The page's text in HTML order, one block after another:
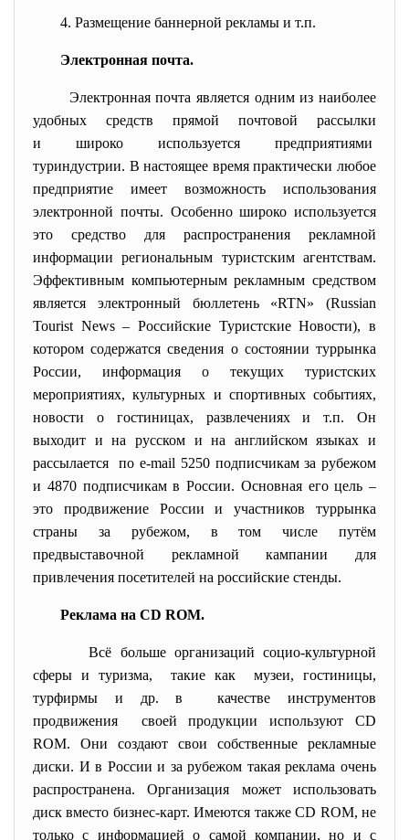
4. Размещение баннерной рекламы и т.п.
Электронная почта.
Электронная почта является одним из наиболее
удобных средств прямой почтовой рассылки
и широко используется предприятиями
туриндустрии. В настоящее время практически любое
предприятие имеет возможность использования
электронной почты. Особенно широко используется
это средство для распространения рекламной
информации региональным туристским агентствам.
Эффективным компьютерным рекламным средством
является электронный бюллетень «RTN» (Russian
Tourist News – Российские Туристские Новости), в
котором содержатся сведения о состоянии туррынка
России, информация о текущих туристских
мероприятиях, культурных и спортивных событиях,
новости о гостиницах, развлечениях и т.п. Он
выходит и на русском и на английском языках и
рассылается по е-mail 5250 подписчикам за рубежом
и 4870 подписчикам в России. Основная его цель –
это продвижение России и участников туррынка
страны за рубежом, в том числе путём
предвыставочной рекламной кампании для
привлечения посетителей на российские стенды.
Реклама на CD ROM.
Всё больше организаций социо-культурной
сферы и туризма, такие как музеи, гостиницы,
турфирмы и др. в качестве инструментов
продвижения своей продукции используют CD
ROM. Они создают свои собственные рекламные
диски. И в России и за рубежом такая реклама очень
распространена. Организация может использовать
диск вместо бизнес-карт. Имеются также CD ROM, не
только с информацией о самой компании, но и с